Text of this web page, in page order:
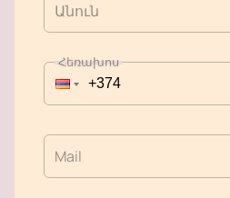
Անուն
Հեռախոս
Mail